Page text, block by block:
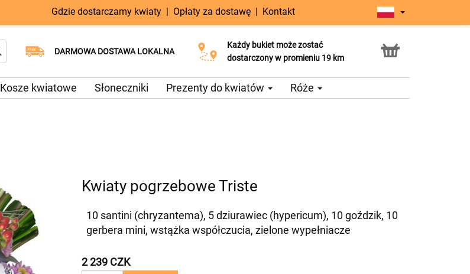
Gdzie dostarczamy kwiaty | Opłaty za dostawę | Kontakt
DARMOWA DOSTAWA LOKALNA
Dostawa tego samego dnia
Wybierz datę dostawy
Każdy bukiet może zostać
dostarczony w promieniu 19 km
Usługa Click & Collect
Kosze kwiatowe Słoneczniki Prezenty do kwiatów Róże
Kwiaty pogrzebowe Triste
10 santini (chryzantema), 5 dziurawiec (hypericum), 10 goździk, 10
gerbera mini, wstążka współczucia, zielone wypełniacze
2 239 CZK